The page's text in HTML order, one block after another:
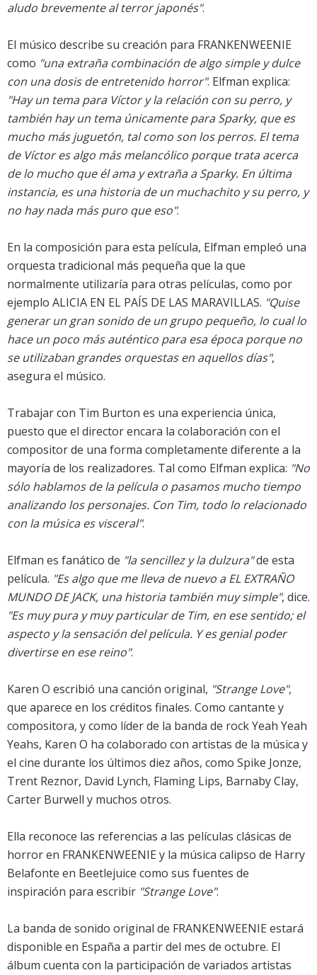
aludo brevemente al terror japonés".
El músico describe su creación para FRANKENWEENIE
como "una extraña combinación de algo simple y dulce
con una dosis de entretenido horror". Elfman explica:
"Hay un tema para Víctor y la relación con su perro, y
también hay un tema únicamente para Sparky, que es
mucho más juguetón, tal como son los perros. El tema
de Víctor es algo más melancólico porque trata acerca
de lo mucho que él ama y extraña a Sparky. En última
instancia, es una historia de un muchachito y su perro, y
no hay nada más puro que eso".
En la composición para esta película, Elfman empleó una
orquesta tradicional más pequeña que la que
normalmente utilizaría para otras películas, como por
ejemplo ALICIA EN EL PAÍS DE LAS MARAVILLAS. "Quise
generar un gran sonido de un grupo pequeño, lo cual lo
hace un poco más auténtico para esa época porque no
se utilizaban grandes orquestas en aquellos días",
asegura el músico.
Trabajar con Tim Burton es una experiencia única,
puesto que el director encara la colaboración con el
compositor de una forma completamente diferente a la
mayoría de los realizadores. Tal como Elfman explica: "No
sólo hablamos de la película o pasamos mucho tiempo
analizando los personajes. Con Tim, todo lo relacionado
con la música es visceral".
Elfman es fanático de "la sencillez y la dulzura"de esta
película. "Es algo que me lleva de nuevo a EL EXTRAÑO
MUNDO DE JACK, una historia también muy simple", dice.
"Es muy pura y muy particular de Tim, en ese sentido; el
aspecto y la sensación del película. Y es genial poder
divertirse en ese reino".
Karen O escribió una canción original, "Strange Love",
que aparece en los créditos finales. Como cantante y
compositora, y como líder de la banda de rock Yeah Yeah
Yeahs, Karen O ha colaborado con artistas de la música y
el cine durante los últimos diez años, como Spike Jonze,
Trent Reznor, David Lynch, Flaming Lips, Barnaby Clay,
Carter Burwell y muchos otros.
Ella reconoce las referencias a las películas clásicas de
horror en FRANKENWEENIE y la música calipso de Harry
Belafonte en Beetlejuice como sus fuentes de
inspiración para escribir "Strange Love".
La banda de sonido original de FRANKENWEENIE estará
disponible en España a partir del mes de octubre. El
álbum cuenta con la participación de variados artistas